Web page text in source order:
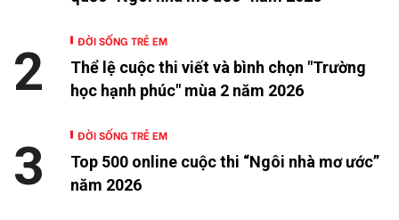
ĐỜI SỐNG TRẺ EM
Thể lệ cuộc thi viết và bình chọn "Trường
học hạnh phúc" mùa 2 năm 2026
2
ĐỜI SỐNG TRẺ EM
Top 500 online cuộc thi “Ngôi nhà mơ ước”
năm 2026
3